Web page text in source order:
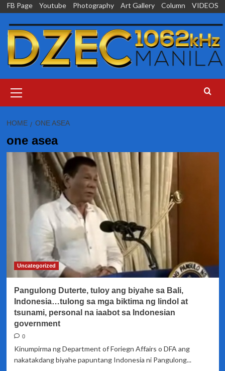
Skip
content
FB Page Youtube Photography Art Gallery Column VIDEOS
Menu
HOME ONE ASEA
one asea
Uncategorized
Pangulong Duterte, tuloy ang biyahe sa Bali,
Indonesia…tulong sa mga biktima ng lindol at
tsunami, personal na iaabot sa Indonesian
government
0
Kinumpirma ng Department of Foriegn Affairs o DFA ang
nakatakdang biyahe papuntang Indonesia ni Pangulong...